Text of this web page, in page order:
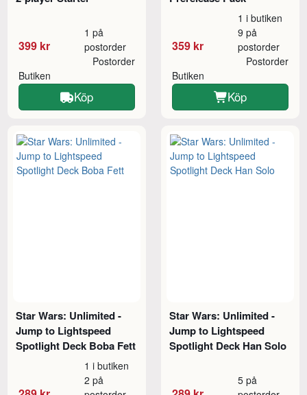
399 kr
1 på
postorder
Butiken
Postorder
Köp
359 kr
1 i butiken
9 på
postorder
Butiken
Postorder
Köp
Star Wars: Unlimited -
Jump to Lightspeed
Spotlight Deck Boba Fett
1 i butiken
2 på
Star Wars: Unlimited -
Jump to Lightspeed
Spotlight Deck Han Solo
5 på